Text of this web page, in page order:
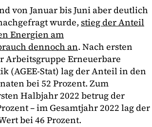
von Januar bis Juni aber deutlich
wurde, stieg der Anteil
Energien am
dennoch an. Nach ersten
Arbeitsgruppe Erneuerbare
(AGEE-Stat) lag der Anteil in den
bei 52 Prozent. Zum
Halbjahr 2022 betrug der
– im Gesamtjahr 2022 lag der
bei 46 Prozent.